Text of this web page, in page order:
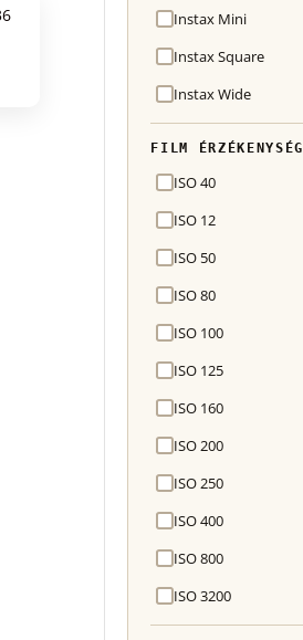
Instax Mini
Instax Square
Instax Wide
FILM ÉRZÉKENYSÉG
ISO 40
ISO 12
ISO 50
ISO 80
ISO 100
ISO 125
ISO 160
ISO 200
ISO 250
ISO 400
ISO 800
ISO 3200